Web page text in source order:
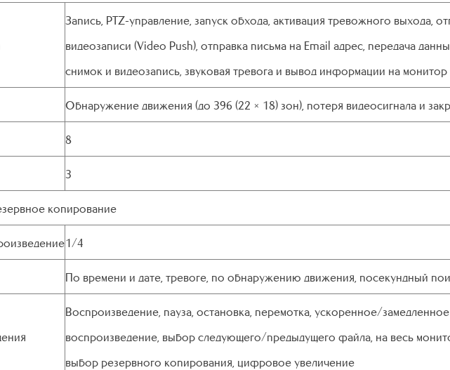
Запись, PTZ-управление, запуск обхода, активация тревожного выхода,
видеозаписи (Video Push), отправка письма на Email адрес, передача
снимок и видеозапись, звуковая тревога и вывод информации на монитор
Обнаружение движения (до 396 (22 × 18) зон), потеря видеосигнала и
8
3
копирование
1/4
По времени и дате, тревоге, по обнаружению движения, посекундный
Воспроизведение, пауза, остановка, перемотка, ускоренное/замедленное
воспроизведение, выбор следующего/предыдущего файла, на весь
выбор резервного копирования, цифровое увеличение